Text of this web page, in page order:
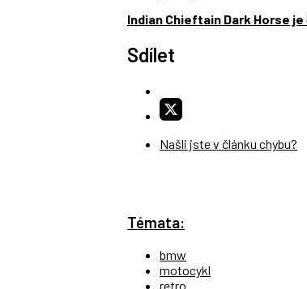
Indian Chieftain Dark Horse
Sdílet
Našli jste v článku chybu?
Témata:
bmw
motocykl
retro